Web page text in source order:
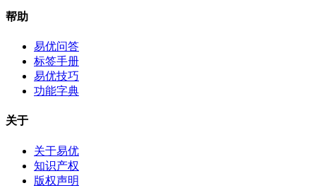
帮助
易优问答
标签手册
易优技巧
功能字典
关于
关于易优
知识产权
版权声明